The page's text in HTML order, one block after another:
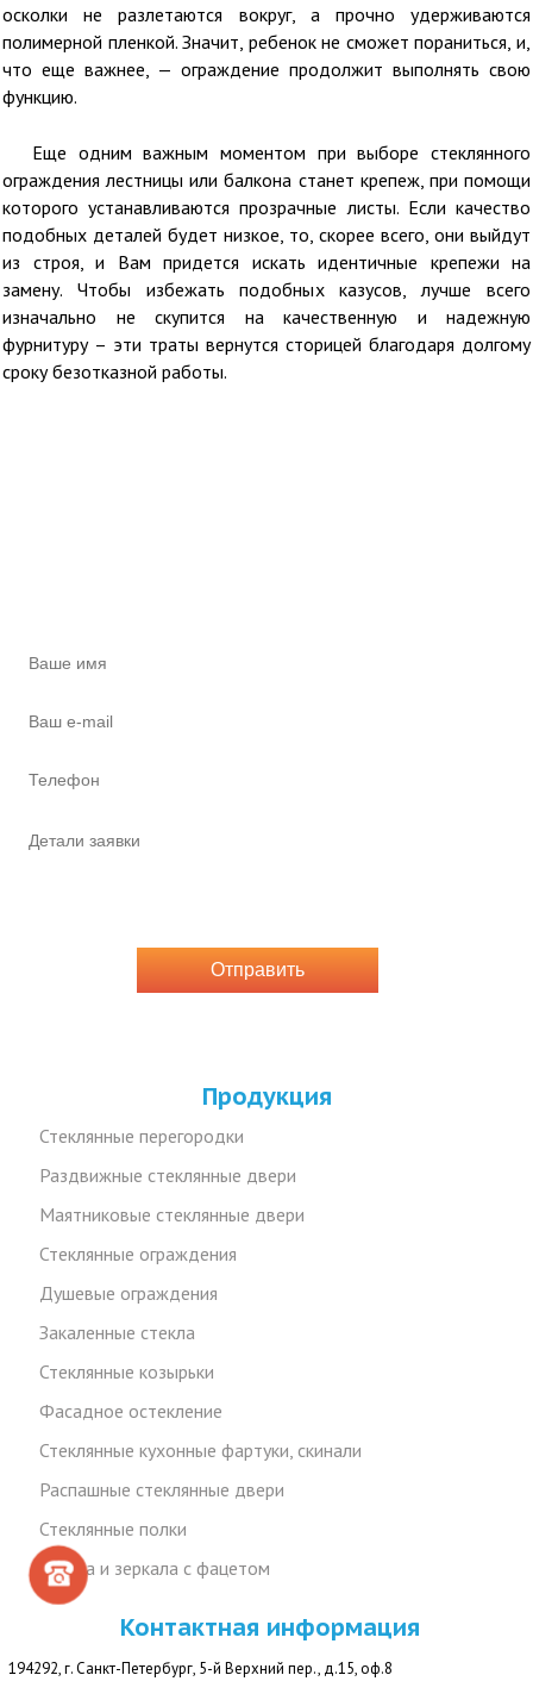
осколки не разлетаются вокруг, а прочно удерживаются
полимерной пленкой. Значит, ребенок не сможет пораниться, и,
что еще важнее, — ограждение продолжит выполнять свою
функцию.
Еще одним важным моментом при выборе стеклянного
ограждения лестницы или балкона станет крепеж, при помощи
которого устанавливаются прозрачные листы. Если качество
подобных деталей будет низкое, то, скорее всего, они выйдут
из строя, и Вам придется искать идентичные крепежи на
замену. Чтобы избежать подобных казусов, лучше всего
изначально не скупится на качественную и надежную
фурнитуру – эти траты вернутся сторицей благодаря долгому
сроку безотказной работы.
Продукция
Стеклянные перегородки
Раздвижные стеклянные двери
Маятниковые стеклянные двери
Стеклянные ограждения
Душевые ограждения
Закаленные стекла
Стеклянные козырьки
Фасадное остекление
Стеклянные кухонные фартуки, скинали
Распашные стеклянные двери
Стеклянные полки
Стекла и зеркала с фацетом
Контактная информация
194292, г. Санкт-Петербург, 5-й Верхний пер., д.15, оф.8